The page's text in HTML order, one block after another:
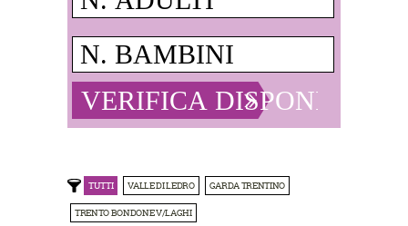
TUTTI VALLE DI LEDRO GARDA TRENTINO
TRENTO BONDONE V/LAGHI